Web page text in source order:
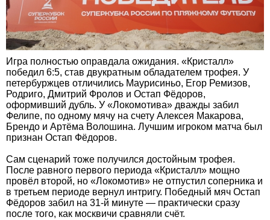
Игра полностью оправдала ожидания. «Кристалл»
победил 6:5, став двукратным обладателем трофея. У
петербуржцев отличились Маурисиньо, Егор Ремизов,
Родриго, Дмитрий Фролов и Остап Фёдоров,
оформивший дубль. У «Локомотива» дважды забил
Фелипе, по одному мячу на счету Алексея Макарова,
Брендо и Артёма Волошина. Лучшим игроком матча был
признан Остап Фёдоров.
Сам сценарий тоже получился достойным трофея.
После равного первого периода «Кристалл» мощно
провёл второй, но «Локомотив» не отпустил соперника и
в третьем периоде вернул интригу. Победный мяч Остап
Фёдоров забил на 31-й минуте — практически сразу
после того, как москвичи сравняли счёт.